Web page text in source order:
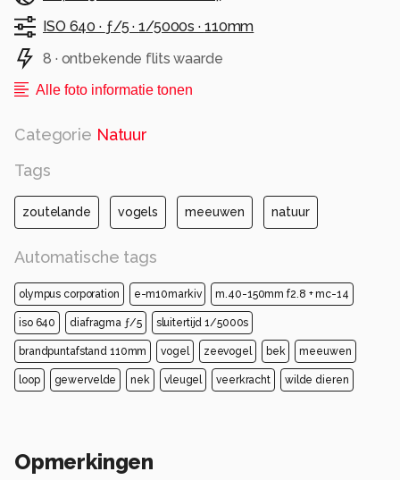
ISO 640 · ƒ/5 ·1/5000s · 110mm
8 · ontbekende flits waarde
Alle foto informatie tonen
Categorie Natuur
Tags
zoutelande vogels meeuwen natuur
Automatische tags
olympus corporation e-m10markiv m.40-150mm f2.8 + mc-14
iso 640 diafragma ƒ/5 sluitertijd 1/5000s
brandpuntafstand 110mm vogel zeevogel bek meeuwen
loop gewervelde nek vleugel veerkracht wilde dieren
Opmerkingen